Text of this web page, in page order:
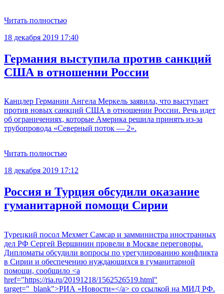
Читать полностью
18 декабря 2019 17:40
Германия выступила против санкций
США в отношении России
Канцлер Германии Ангела Меркель заявила, что выступает
против новых санкций США в отношении России. Речь идет
об ограничениях, которые Америка решила принять из-за
трубопровода «Северный поток — 2».
Читать полностью
18 декабря 2019 17:12
Россия и Турция обсудили оказание
гуманитарной помощи Сирии
Турецкий посол Мехмет Самсар и замминистра иностранных
дел РФ Сергей Вершинин провели в Москве переговоры.
Дипломаты обсудили вопросы по урегулированию конфликта
в Сирии и обеспечению нуждающихся в гуманитарной
помощи, сообщило <a
href="https://ria.ru/20191218/1562526519.html"
target="_blank">РИА «Новости»</a> со ссылкой на МИД РФ.